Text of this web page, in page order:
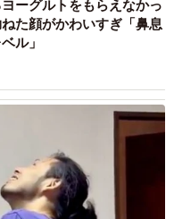
ーグルトをもらえなかっ
た顔がかわいすぎ「鼻息
ル」